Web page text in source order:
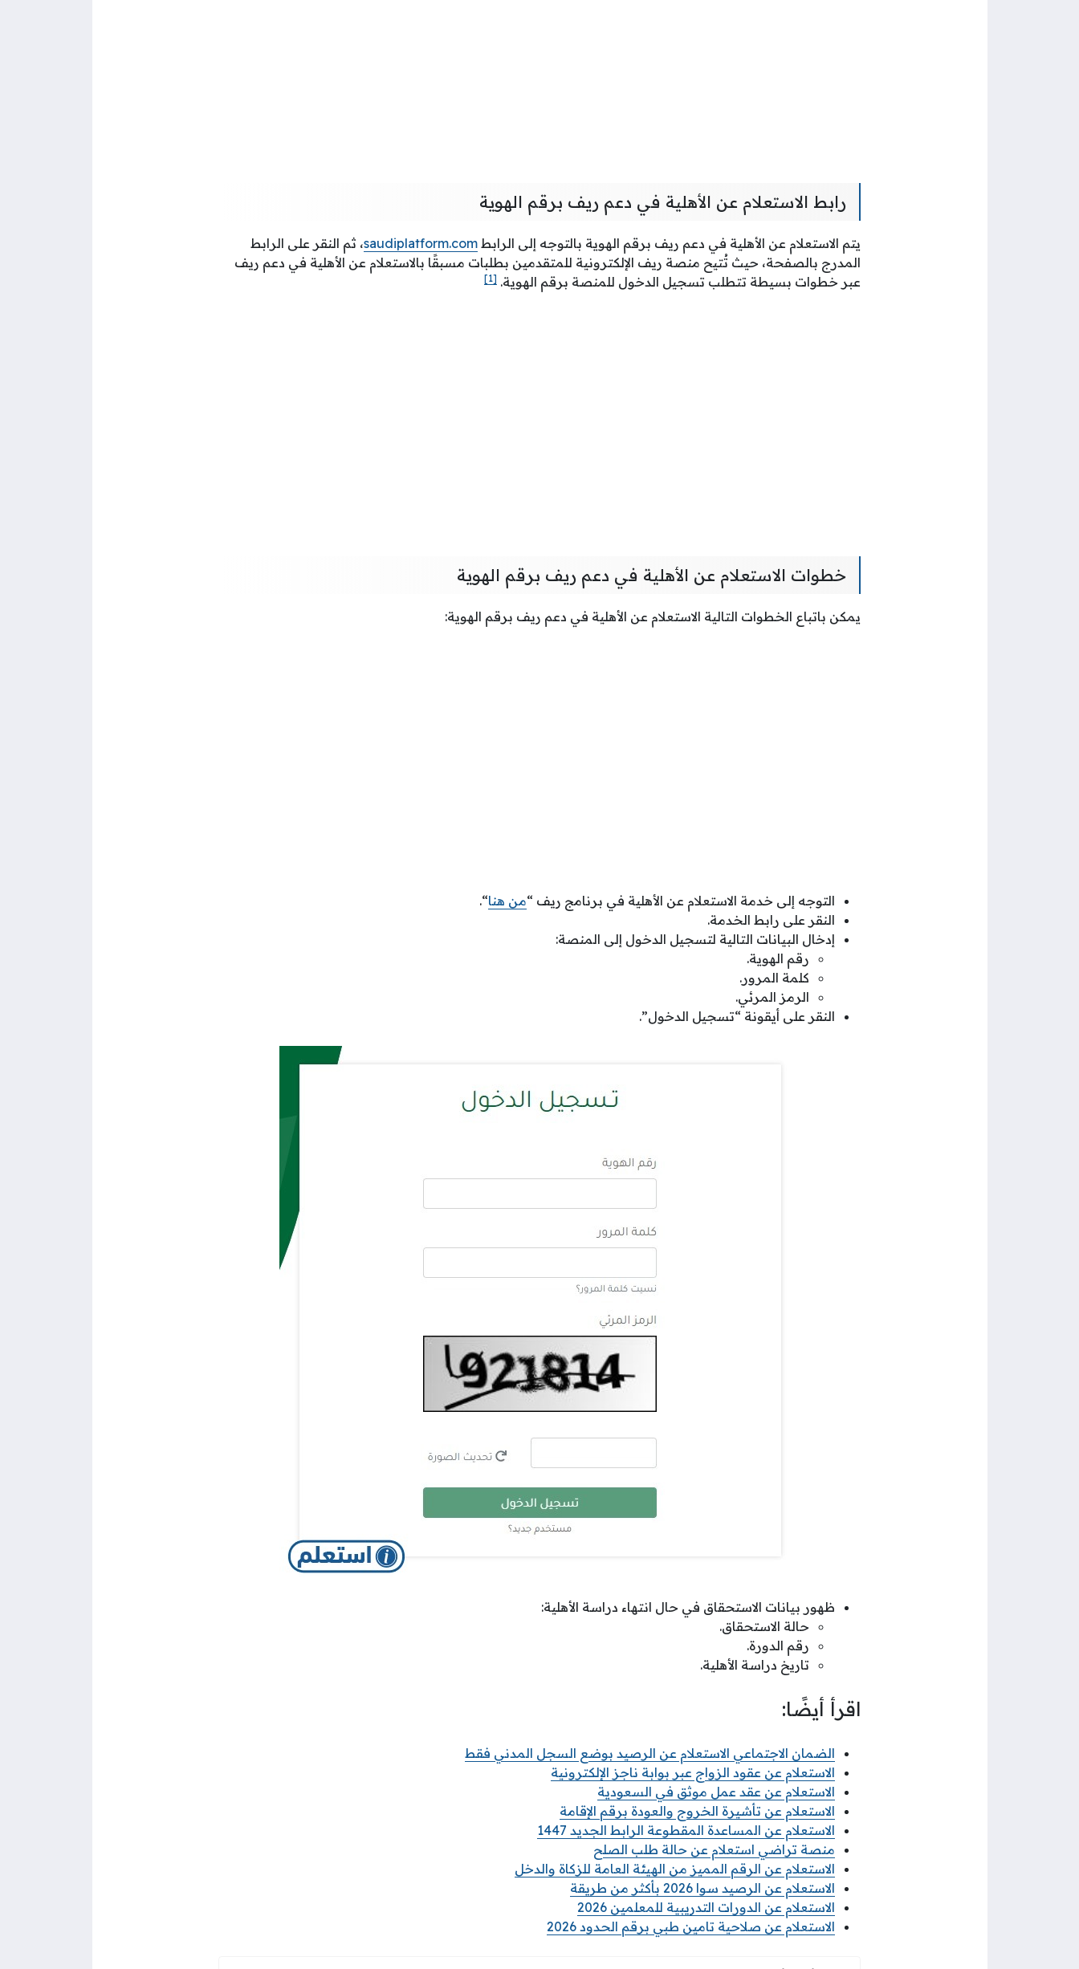
رابط الاستعلام عن الأهلية في دعم ريف برقم الهوية
يتم الاستعلام عن الأهلية في دعم ريف برقم الهوية بالتوجه إلى الرابط saudiplatform.com، ثم النقر على الرابط
المدرج بالصفحة، حيث تُتيح منصة ريف الإلكترونية للمتقدمين بطلبات مسبقًا بالاستعلام عن الأهلية في دعم ريف
عبر خطوات بسيطة تتطلب تسجيل الدخول للمنصة برقم الهوية. [1]
خطوات الاستعلام عن الأهلية في دعم ريف برقم الهوية
يمكن باتباع الخطوات التالية الاستعلام عن الأهلية في دعم ريف برقم الهوية:
التوجه إلى خدمة الاستعلام عن الأهلية في برنامج ريف “من هنا“.
النقر على رابط الخدمة.
إدخال البيانات التالية لتسجيل الدخول إلى المنصة:
رقم الهوية.
كلمة المرور.
الرمز المرئي.
النقر على أيقونة “تسجيل الدخول”.
ظهور بيانات الاستحقاق في حال انتهاء دراسة الأهلية:
حالة الاستحقاق.
رقم الدورة.
تاريخ دراسة الأهلية.
اقرأ أيضًا:
الضمان الاجتماعي الاستعلام عن الرصيد بوضع السجل المدني فقط
الاستعلام عن عقود الزواج عبر بوابة ناجز الإلكترونية
الاستعلام عن عقد عمل موثق في السعودية
الاستعلام عن تأشيرة الخروج والعودة برقم الإقامة
الاستعلام عن المساعدة المقطوعة الرابط الجديد 1447
منصة تراضي استعلام عن حالة طلب الصلح
الاستعلام عن الرقم المميز من الهيئة العامة للزكاة والدخل
الاستعلام عن الرصيد سوا 2026 بأكثر من طريقة
الاستعلام عن الدورات التدريبية للمعلمين 2026
الاستعلام عن صلاحية تامين طبي برقم الحدود 2026